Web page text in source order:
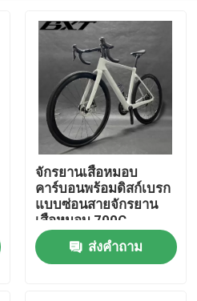
จักรยานเสือหมอบ
คาร์บอนพร้อมดิสก์เบรก
แบบซ่อนสายจักรยาน
เสือหมอบ 700C
Shimano Group Set
ส่งคำถาม